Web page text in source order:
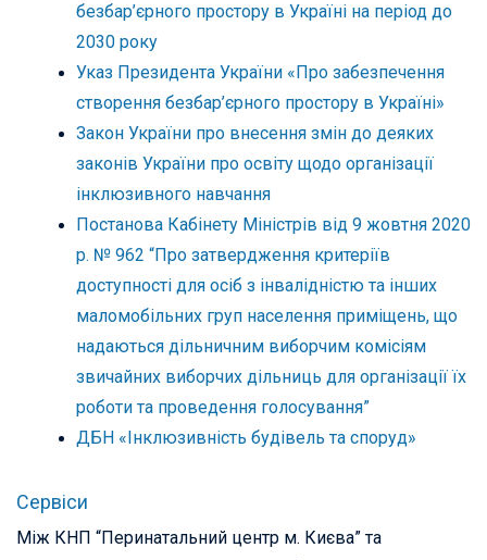
безбар’єрного простору в Україні на період до
2030 року
Указ Президента України «Про забезпечення
створення безбар’єрного простору в Україні»
Закон України про внесення змін до деяких
законів України про освіту щодо організації
інклюзивного навчання
Постанова Кабінету Міністрів від 9 жовтня 2020
р. № 962 “Про затвердження критеріїв
доступності для осіб з інвалідністю та інших
маломобільних груп населення приміщень, що
надаються дільничним виборчим комісіям
звичайних виборчих дільниць для організації їх
роботи та проведення голосування”
ДБН «Інклюзивність будівель та споруд»
Сервіси
Між КНП “Перинатальний центр м. Києва” та